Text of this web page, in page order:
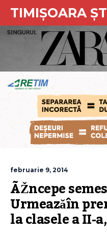
TIMIȘOARA
februarie 9, 2014
ÃŽncepe
Urmeazăîn
la clasele a II-